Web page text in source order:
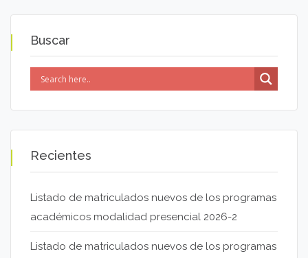
Buscar
Recientes
Listado de matriculados nuevos de los programas
académicos modalidad presencial 2026-2
Listado de matriculados nuevos de los programas